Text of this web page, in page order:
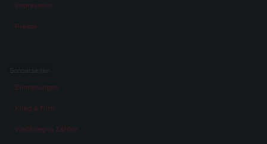
Impressum
Presse
Erinnerungen
Krieg & Film
Weltkrieg in Zahlen